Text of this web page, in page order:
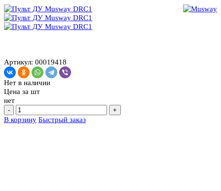
Артикул: 00019418
Нет в наличии
Цена за шт
нет
- +
В корзину Быстрый заказ